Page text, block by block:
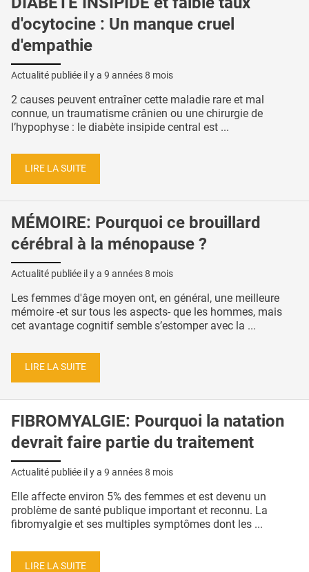
d'ocytocine : Un manque cruel
d'empathie
Actualité publiée il y a 9 années 8 mois
2 causes peuvent entraîner cette maladie rare et mal
connue, un traumatisme crânien ou une chirurgie de
l’hypophyse : le diabète insipide central est ...
LIRE LA SUITE
MÉMOIRE: Pourquoi ce brouillard
cérébral à la ménopause ?
Actualité publiée il y a 9 années 8 mois
Les femmes d'âge moyen ont, en général, une meilleure
mémoire -et sur tous les aspects- que les hommes, mais
cet avantage cognitif semble s’estomper avec la ...
LIRE LA SUITE
FIBROMYALGIE: Pourquoi la natation
devrait faire partie du traitement
Actualité publiée il y a 9 années 8 mois
Elle affecte environ 5% des femmes et est devenu un
problème de santé publique important et reconnu. La
fibromyalgie et ses multiples symptômes dont les ...
LIRE LA SUITE